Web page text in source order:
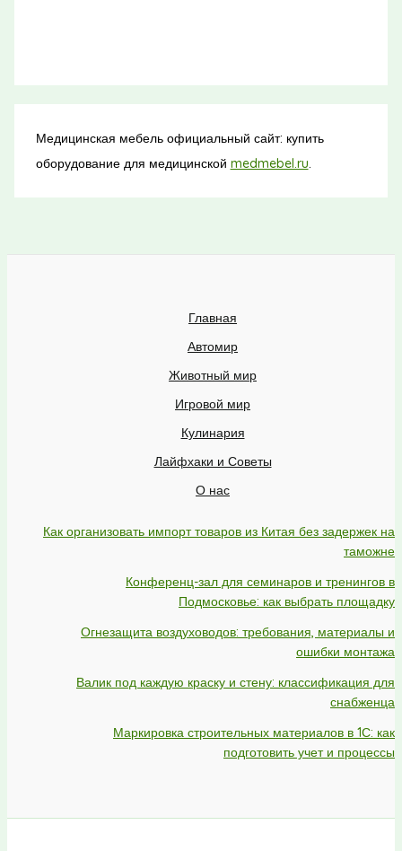
Медицинская мебель официальный сайт: купить
оборудование для медицинской medmebel.ru.
Главная
Автомир
Животный мир
Игровой мир
Кулинария
Лайфхаки и Советы
О нас
Как организовать импорт товаров из Китая без задержек на
таможне
Конференц-зал для семинаров и тренингов в
Подмосковье: как выбрать площадку
Огнезащита воздуховодов: требования, материалы и
ошибки монтажа
Валик под каждую краску и стену: классификация для
снабженца
Маркировка строительных материалов в 1С: как
подготовить учет и процессы